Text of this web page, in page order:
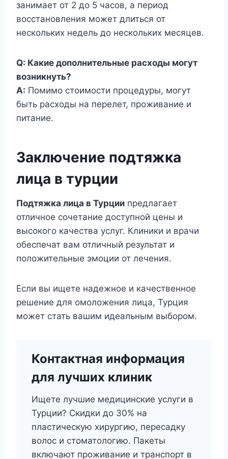
занимает от 2 до 5 часов, а период
восстановления может длиться от
нескольких недель до нескольких месяцев.
Q: Какие дополнительные расходы могут
возникнуть?
A: Помимо стоимости процедуры, могут
быть расходы на перелет, проживание и
питание.
Заключение подтяжка
лица в турции
Подтяжка лица в Турции предлагает
отличное сочетание доступной цены и
высокого качества услуг. Клиники и врачи
обеспечат вам отличный результат и
положительные эмоции от лечения.
Если вы ищете надежное и качественное
решение для омоложения лица, Турция
может стать вашим идеальным выбором.
Контактная информация
для лучших клиник
Ищете лучшие медицинские услуги в
Турции? Скидки до 30% на
пластическую хирургию, пересадку
волос и стоматологию. Пакеты
включают проживание и транспорт в